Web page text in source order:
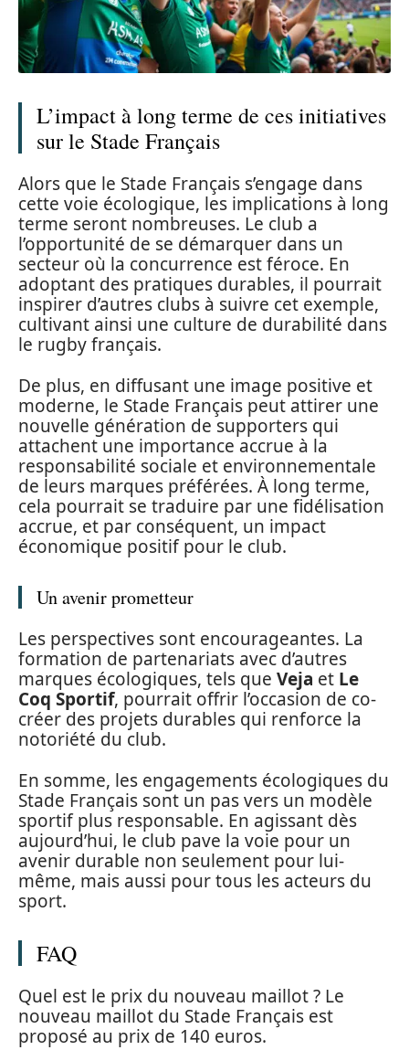
L’impact à long terme de ces initiatives
sur le Stade Français
Alors que le Stade Français s’engage dans
cette voie écologique, les implications à long
terme seront nombreuses. Le club a
l’opportunité de se démarquer dans un
secteur où la concurrence est féroce. En
adoptant des pratiques durables, il pourrait
inspirer d’autres clubs à suivre cet exemple,
cultivant ainsi une culture de durabilité dans
le rugby français.
De plus, en diffusant une image positive et
moderne, le Stade Français peut attirer une
nouvelle génération de supporters qui
attachent une importance accrue à la
responsabilité sociale et environnementale
de leurs marques préférées. À long terme,
cela pourrait se traduire par une fidélisation
accrue, et par conséquent, un impact
économique positif pour le club.
Un avenir prometteur
Les perspectives sont encourageantes. La
formation de partenariats avec d’autres
marques écologiques, tels que Veja et Le
Coq Sportif, pourrait offrir l’occasion de co-
créer des projets durables qui renforce la
notoriété du club.
En somme, les engagements écologiques du
Stade Français sont un pas vers un modèle
sportif plus responsable. En agissant dès
aujourd’hui, le club pave la voie pour un
avenir durable non seulement pour lui-
même, mais aussi pour tous les acteurs du
sport.
FAQ
Quel est le prix du nouveau maillot ? Le
nouveau maillot du Stade Français est
proposé au prix de 140 euros.